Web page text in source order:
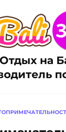
Отдых на